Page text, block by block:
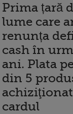
Prima țară
lume care
renunța
cash în
ani. Plata
din 5
cardul